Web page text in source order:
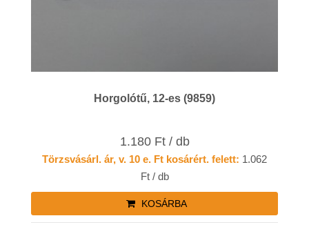
Horgolótű, 12-es (9859)
1.180 Ft / db
Törzsvásárl. ár, v. 10 e. Ft kosárért. felett: 1.062
Ft / db
KOSÁRBA